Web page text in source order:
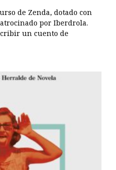
de Zenda, dotado con
por Iberdrola.
un cuento de